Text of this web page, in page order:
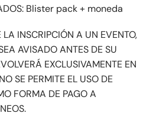
Blister pack + moneda
INSCRIPCIÓN A UN EVENTO,
AVISADO ANTES DE SU
EXCLUSIVAMENTE EN
SE PERMITE EL USO DE
FORMA DE PAGO A